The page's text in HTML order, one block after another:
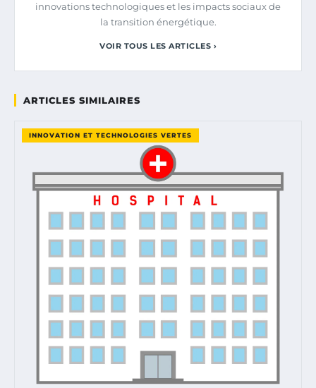
innovations technologiques et les impacts sociaux de
la transition énergétique.
VOIR TOUS LES ARTICLES ›
ARTICLES SIMILAIRES
INNOVATION ET TECHNOLOGIES VERTES